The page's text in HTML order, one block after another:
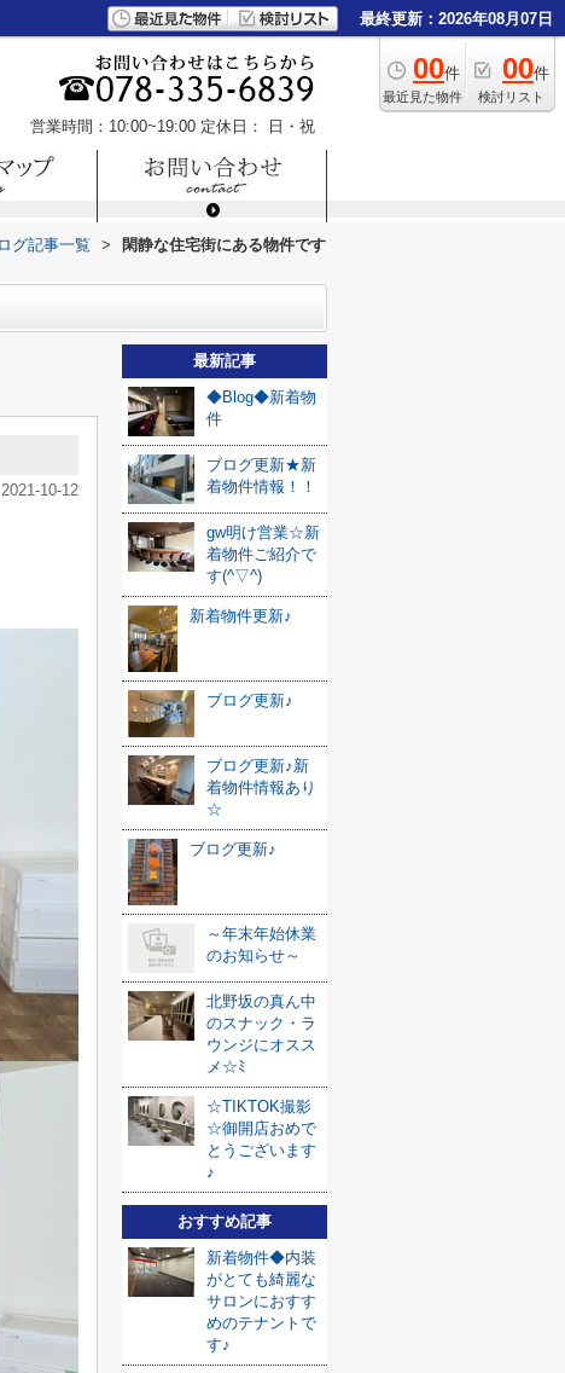
最終更新：2026年08月07日
00件
最近見た物件
00件
検討リスト
営業時間：10:00~19:00 定休日： 日・祝
グ記事一覧 >
閑静な住宅街にある物件です
2021-10-12
最新記事
◆Blog◆新着物
件
ブログ更新★新
着物件情報！！
gw明け営業☆新
着物件ご紹介で
す(^▽^)
新着物件更新♪
ブログ更新♪
ブログ更新♪新
着物件情報あり
☆
ブログ更新♪
～年末年始休業
のお知らせ～
北野坂の真ん中
のスナック・ラ
ウンジにオスス
メ☆ﾐ
☆TIKTOK撮影
☆御開店おめで
とうございます
♪
おすすめ記事
新着物件◆内装
がとても綺麗な
サロンにおすす
めのテナントで
す♪